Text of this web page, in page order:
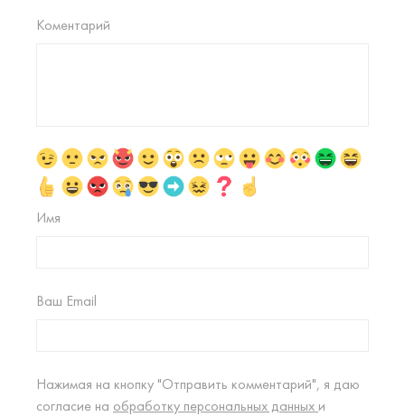
Коментарий
Имя
Ваш Email
Нажимая на кнопку "Отправить комментарий", я даю
согласие на обработку персональных данных и